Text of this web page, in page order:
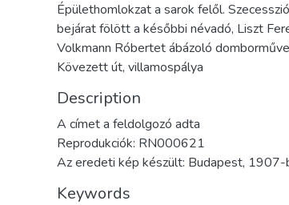
Épülethomlokzat a sarok felől.
bejárat fölött a későbbi névadó, Liszt
Volkmann Róbertet ábázoló
Kövezett út, villamospálya
Description
A címet a feldolgozó adta
Reprodukciók: RN000621
Az eredeti kép készült: Budapest, 1907-
Keywords